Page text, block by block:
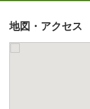
地図・アクセス